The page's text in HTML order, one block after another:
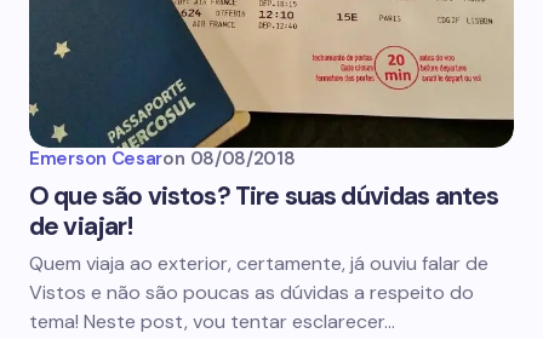
Emerson Cesaron 08/08/2018
O que são vistos? Tire suas dúvidas antes
de viajar!
Quem viaja ao exterior, certamente, já ouviu falar de
Vistos e não são poucas as dúvidas a respeito do
tema! Neste post, vou tentar esclarecer…